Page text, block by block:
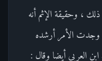
، وحقيقة الإثم أنه
وجدت الأمر أرشده
العربي أيضا وقال :